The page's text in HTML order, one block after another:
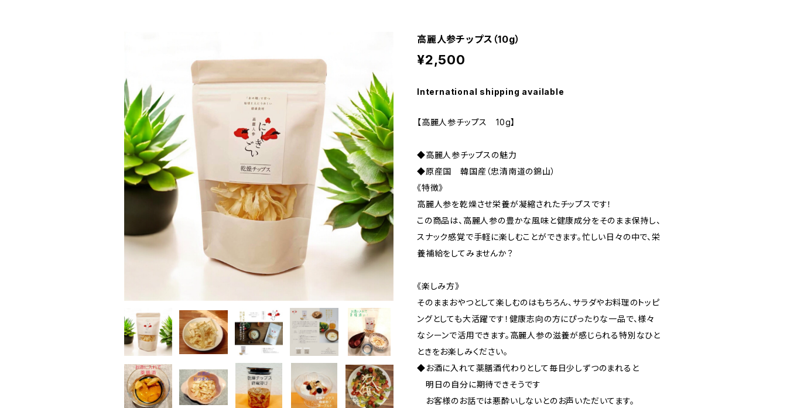
高麗人参チップス（10g）
¥2,500
International shipping available
【高麗人参チップス 10g】
◆高麗人参チップスの魅力
◆原産国 韓国産（忠清南道の錦山）
《特徴》
高麗人参を乾燥させ栄養が凝縮されたチップスです！
この商品は、高麗人参の豊かな風味と健康成分をそのまま保持し、
スナック感覚で手軽に楽しむことができます。忙しい日々の中で、栄
養補給をしてみませんか？
《楽しみ方》
そのままおやつとして楽しむのはもちろん、サラダやお料理のトッピ
ングとしても大活躍です！健康志向の方にぴったりな一品で、様々
なシーンで活用できます。高麗人参の滋養が感じられる特別なひと
ときをお楽しみください。
◆お酒に入れて薬膳酒代わりとして毎日少しずつのまれると
明日の自分に期待できそうです
お客様のお話では悪酔いしないとのお声いただいてます。